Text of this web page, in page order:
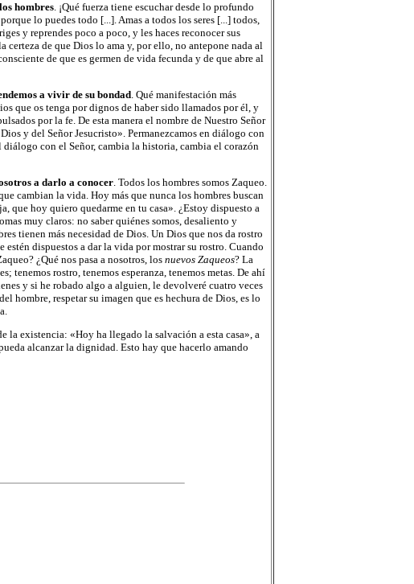
hombres. ¡Qué fuerza tiene escuchar desde lo profundo
lo puedes todo [...]. Amas a todos los seres [...] todos,
y reprendes poco a poco, y les haces reconocer sus
de que Dios lo ama y, por ello, no antepone nada al
de que es germen de vida fecunda y de que abre al
a vivir de su bondad. Qué manifestación más
que os tenga por dignos de haber sido llamados por él, y
por la fe. De esta manera el nombre de Nuestro Señor
y del Señor Jesucristo». Permanezcamos en diálogo con
diálogo con el Señor, cambia la historia, cambia el corazón
a darlo a conocer. Todos los hombres somos Zaqueo.
cambian la vida. Hoy más que nunca los hombres buscan
que hoy quiero quedarme en tu casa». ¿Estoy dispuesto a
muy claros: no saber quiénes somos, desaliento y
tienen más necesidad de Dios. Un Dios que nos da rostro
dispuestos a dar la vida por mostrar su rostro. Cuando
¿Qué nos pasa a nosotros, los nuevos Zaqueos? La
tenemos rostro, tenemos esperanza, tenemos metas. De ahí
y si he robado algo a alguien, le devolveré cuatro veces
hombre, respetar su imagen que es hechura de Dios, es lo
la existencia: «Hoy ha llegado la salvación a esta casa», a
alcanzar la dignidad. Esto hay que hacerlo amando